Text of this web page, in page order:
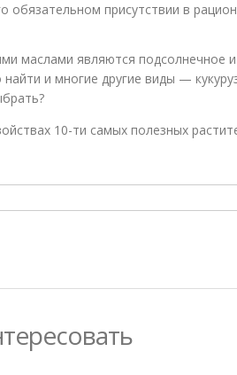
обязательном присутствии в
маслами являются подсолнечное
и многие другие виды —
10-ти самых полезных